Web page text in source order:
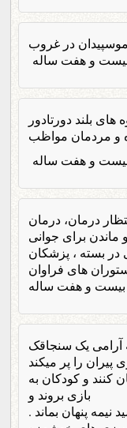
در غروب
بیست و هفت ساله
بلند دورتادور
و مردمان مواظب
بیست و هفت ساله
درمان، درمان
ماندن برای جوانی
در بسته ، پزشکان
های فراوان
بیست و هفت ساله
آرامی یک سنجاقک
پیران را پر میکند
کنند و کودکان به
بازی بروند و
نیمه پنهان بماند .